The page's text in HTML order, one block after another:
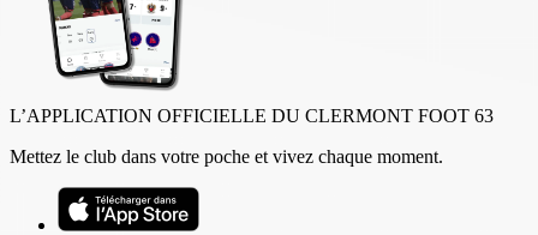
L’APPLICATION OFFICIELLE DU CLERMONT FOOT 63
Mettez le club dans votre poche et vivez chaque moment.